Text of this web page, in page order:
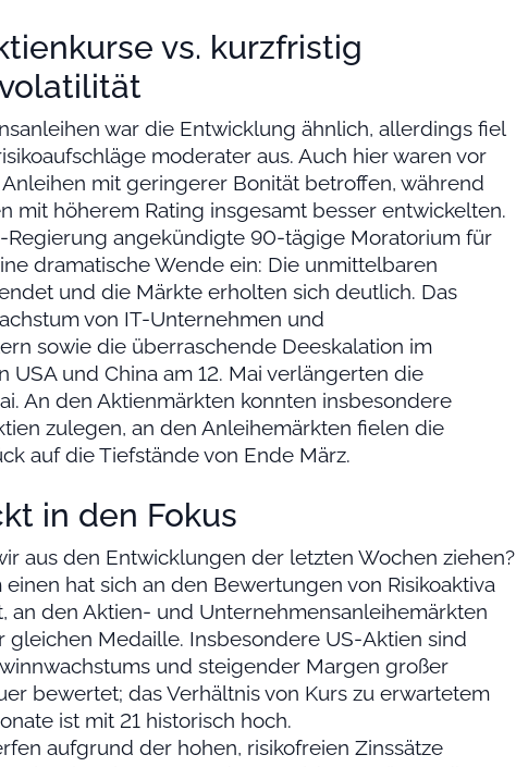
vs. kurzfristig
war die Entwicklung ähnlich, allerdings fiel
moderater aus. Auch hier waren vor
mit geringerer Bonität betroffen, während
mit höherem Rating insgesamt besser entwickelten.
Regierung angekündigte 90-tägige Moratorium für
dramatische Wende ein: Die unmittelbaren
und die Märkte erholten sich deutlich. Das
von IT-Unternehmen und
sowie die überraschende Deeskalation im
USA und China am 12. Mai verlängerten die
An den Aktienmärkten konnten insbesondere
zulegen, an den Anleihemärkten fielen die
auf die Tiefstände von Ende März.
in den Fokus
aus den Entwicklungen der letzten Wochen ziehen?
hat sich an den Bewertungen von Risikoaktiva
an den Aktien- und Unternehmensanleihemärkten
gleichen Medaille. Insbesondere US-Aktien sind
und steigender Margen großer
bewertet; das Verhältnis von Kurs zu erwartetem
ist mit 21 historisch hoch.
aufgrund der hohen, risikofreien Zinssätze